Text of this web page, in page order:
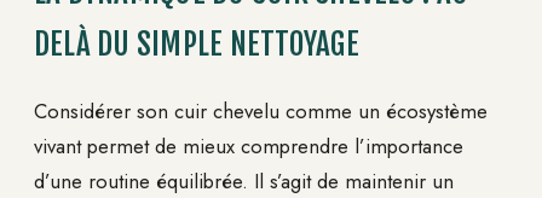
DELÀ DU SIMPLE NETTOYAGE
Considérer son cuir chevelu comme un écosystème
vivant permet de mieux comprendre l’importance
d’une routine équilibrée. Il s’agit de maintenir un